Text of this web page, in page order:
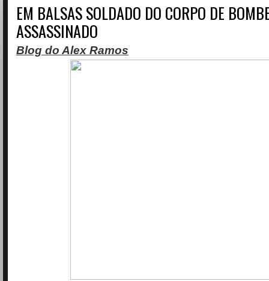
EM BALSAS SOLDADO DO CORPO DE
ASSASSINADO
Blog do Alex Ramos